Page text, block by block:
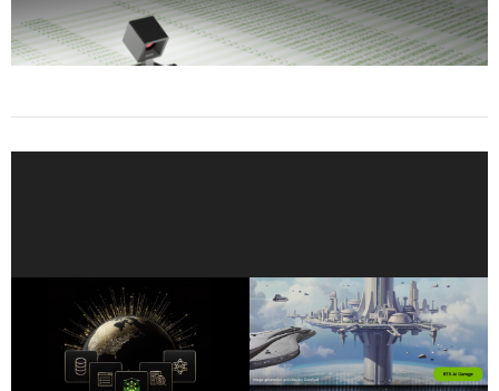
使用 Transformer 產生合成資料：企業資料挑戰的解
決方案
全新NVIDIA Nemotron 3
Super模型為代理型AI提供
5倍資料輸送量
NVIDIA 於 GDC 攜手
ComfyUI 簡化地端 AI 影
片生成流程，提升遊戲開